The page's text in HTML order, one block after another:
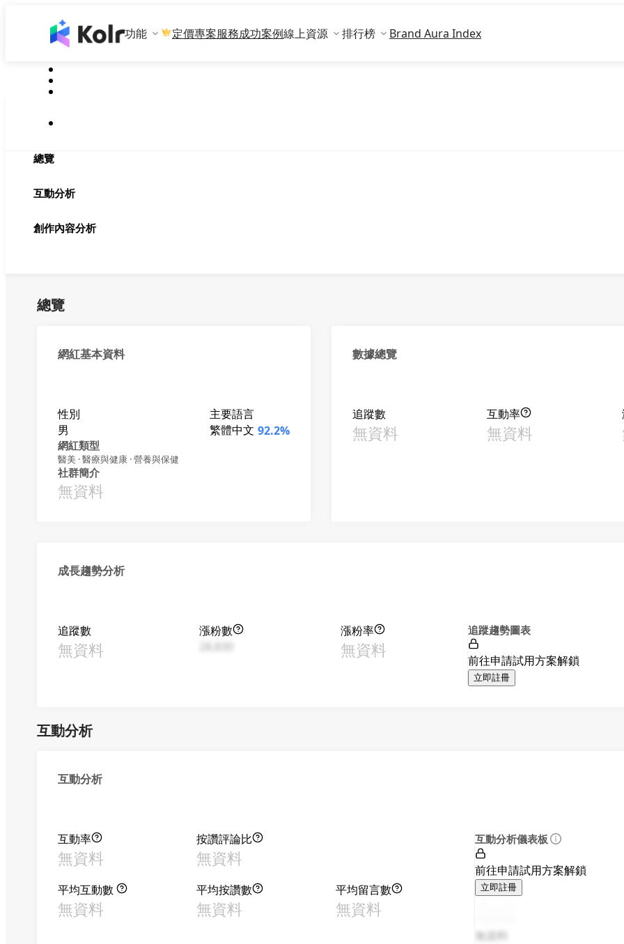
功能 定價專案服務成功案例線上資源 排行榜 Brand Aura Index
總覽
互動分析
創作內容分析
總覽
網紅基本資料
性別
男
主要語言
繁體中文 92.2%
網紅類型
醫美 · 醫療與健康 · 營養與保健
社群簡介
無資料
數據總覽
追蹤數
無資料
互動率
無資料
成長趨勢分析
追蹤數
無資料
漲粉數
漲粉率
無資料
追蹤趨勢圖表
前往申請試用方案解鎖
立即註冊
互動分析
互動分析
互動率
無資料
按讚評論比
無資料
平均互動數
無資料
平均按讚數
無資料
平均留言數
無資料
互動分析儀表板
前往申請試用方案解鎖
立即註冊
無資料